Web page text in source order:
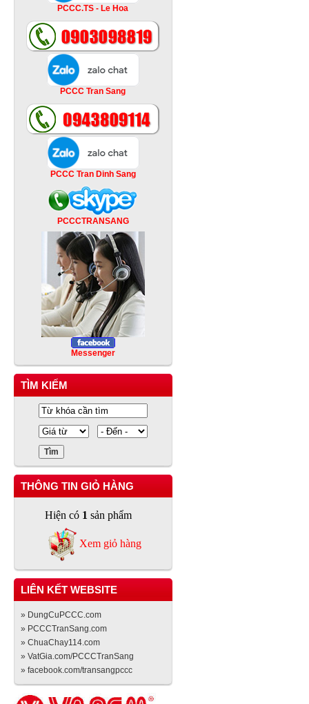
PCCC.TS - Le Hoa
PCCC Tran Sang
PCCC Tran Dinh Sang
PCCCTRANSANG
Messenger
TÌM KIẾM
THÔNG TIN GIỎ HÀNG
Hiện có 1 sản phẩm
Xem giỏ hàng
LIÊN KẾT WEBSITE
» DungCuPCCC.com
» PCCCTranSang.com
» ChuaChay114.com
» VatGia.com/PCCCTranSang
» facebook.com/transangpccc